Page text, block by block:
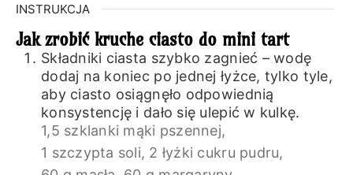
INSTRUKCJA
Jak zrobić kruche ciasto do mini tart
Składniki ciasta szybko zagnieć – wodę
dodaj na koniec po jednej łyżce, tylko tyle,
aby ciasto osiągnęło odpowiednią
konsystencję i dało się ulepić w kulkę.
1,5 szklanki mąki pszennej,
1 szczypta soli, 2 łyżki cukru pudru,